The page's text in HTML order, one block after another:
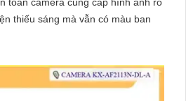
thiếu sáng mà vẫn có màu ban